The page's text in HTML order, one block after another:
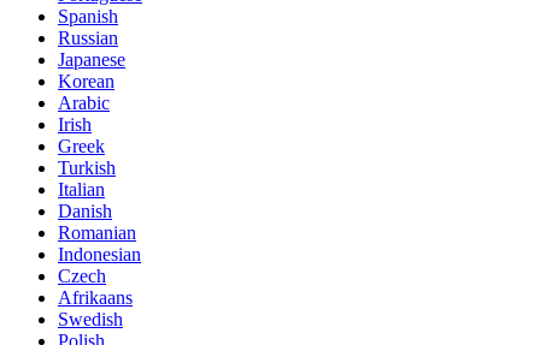
Spanish
Russian
Japanese
Korean
Arabic
Irish
Greek
Turkish
Italian
Danish
Romanian
Indonesian
Czech
Afrikaans
Swedish
Polish